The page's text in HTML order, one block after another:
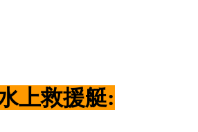
上救援艇: